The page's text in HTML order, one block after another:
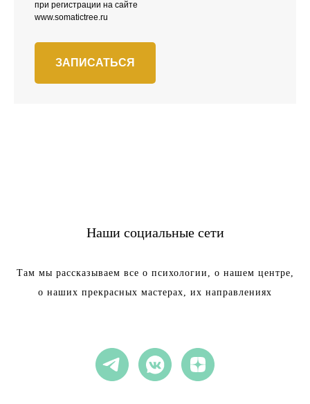
при регистрации на сайте
www.somatictree.ru
ЗАПИСАТЬСЯ
Наши социальные сети
Там мы рассказываем все о психологии, о нашем центре,
о наших прекрасных мастерах, их направлениях